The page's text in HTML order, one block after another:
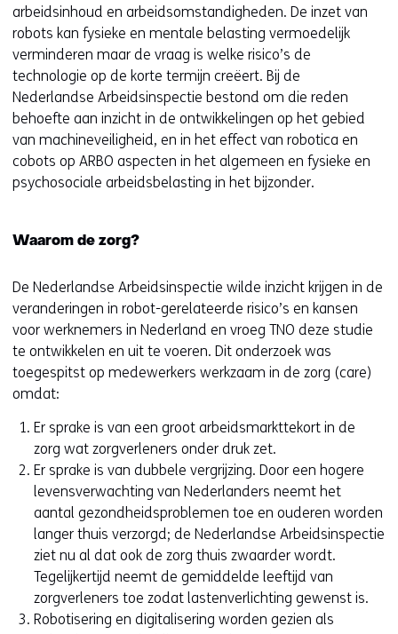
arbeidsinhoud en arbeidsomstandigheden. De inzet van
robots kan fysieke en mentale belasting vermoedelijk
verminderen maar de vraag is welke risico’s de
technologie op de korte termijn creëert. Bij de
Nederlandse Arbeidsinspectie bestond om die reden
behoefte aan inzicht in de ontwikkelingen op het gebied
van machineveiligheid, en in het effect van robotica en
cobots op ARBO aspecten in het algemeen en fysieke en
psychosociale arbeidsbelasting in het bijzonder.
Waarom de zorg?
De Nederlandse Arbeidsinspectie wilde inzicht krijgen in de
veranderingen in robot-gerelateerde risico’s en kansen
voor werknemers in Nederland en vroeg TNO deze studie
te ontwikkelen en uit te voeren. Dit onderzoek was
toegespitst op medewerkers werkzaam in de zorg (care)
omdat:
Er sprake is van een groot arbeidsmarkttekort in de
zorg wat zorgverleners onder druk zet.
Er sprake is van dubbele vergrijzing. Door een hogere
levensverwachting van Nederlanders neemt het
aantal gezondheidsproblemen toe en ouderen worden
langer thuis verzorgd; de Nederlandse Arbeidsinspectie
ziet nu al dat ook de zorg thuis zwaarder wordt.
Tegelijkertijd neemt de gemiddelde leeftijd van
zorgverleners toe zodat lastenverlichting gewenst is.
Robotisering en digitalisering worden gezien als